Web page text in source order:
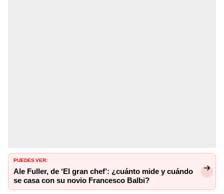
PUEDES VER:
Ale Fuller, de ‘El gran chef’: ¿cuánto mide y cuándo
se casa con su novio Francesco Balbi?